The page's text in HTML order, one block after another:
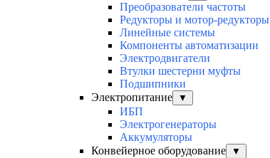
Преобразователи частоты
Редукторы и мотор-редукторы
Линейные системы
Компоненты автоматизации
Электродвигатели
Втулки шестерни муфты
Подшипники
Электропитание
▼
ИБП
Электрогенераторы
Аккумуляторы
Конвейерное оборудование
▼